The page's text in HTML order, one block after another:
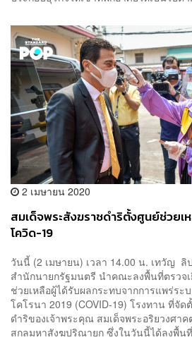
2 เมษายน 2020
สมเด็จพระสังฆราชดำริตั้งศูนย์ช่วยเ
โควิด-19
วันนี้ (2 เมษายน) เวลา 14.00 น. เทวัญ
สำนักนายกรัฐมนตรี นำคณะลงพื้นที่ตรวจ
ช่วยเหลือผู้ได้รับผลกระทบจากการแพร่ระ
โคโรนา 2019 (COVID-19) โรงทาน ที่จั
ดำริของเจ้าพระคุณ สมเด็จพระอริยวงศา
สกลมหาสังฆปริณายก ซึ่งในวันนี้ได้ลงพื้น